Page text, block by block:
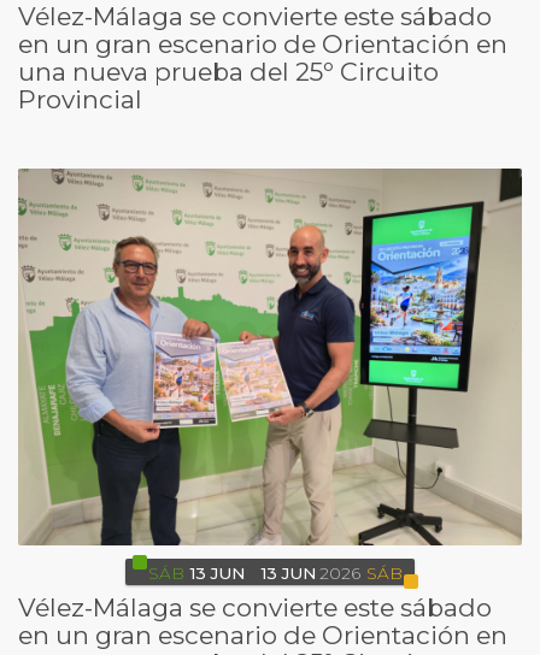
Vélez-Málaga se convierte este sábado
en un gran escenario de Orientación en
una nueva prueba del 25º Circuito
Provincial
SÁB 13 JUN 13 JUN 2026 SÁB
Vélez-Málaga se convierte este sábado
en un gran escenario de Orientación en